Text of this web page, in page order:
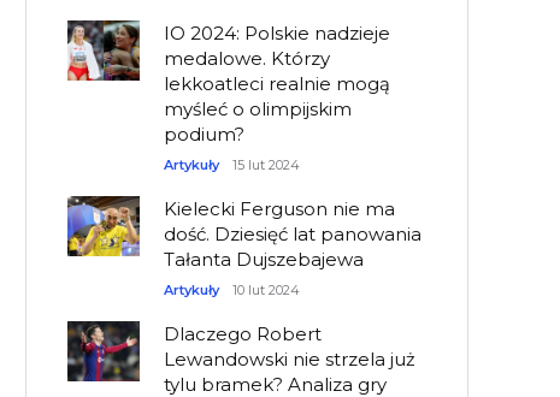
IO 2024: Polskie nadzieje
medalowe. Którzy
lekkoatleci realnie mogą
myśleć o olimpijskim
podium?
Artykuły 15 lut 2024
Kielecki Ferguson nie ma
dość. Dziesięć lat panowania
Tałanta Dujszebajewa
Artykuły 10 lut 2024
Dlaczego Robert
Lewandowski nie strzela już
tylu bramek? Analiza gry